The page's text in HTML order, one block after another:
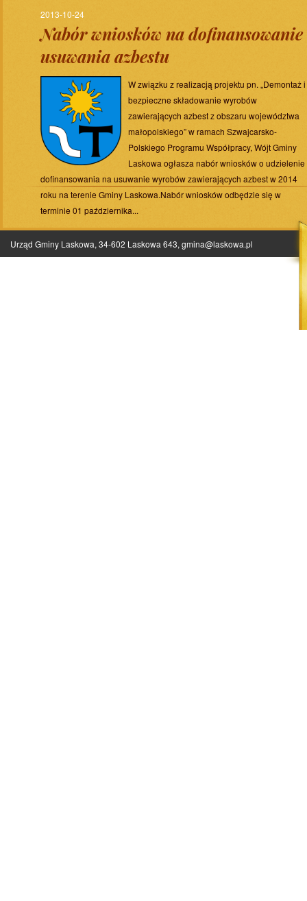
2013-10-24
Nabór wniosków na dofinansowanie
usuwania azbestu
W związku z realizacją projektu pn. „Demontaż i
bezpieczne składowanie wyrobów
zawierających azbest z obszaru województwa
małopolskiego” w ramach Szwajcarsko-
Polskiego Programu Współpracy, Wójt Gminy
Laskowa ogłasza nabór wniosków o udzielenie
dofinansowania na usuwanie wyrobów zawierających azbest w 2014
roku na terenie Gminy Laskowa.Nabór wniosków odbędzie się w
terminie 01 października...
Urząd Gminy Laskowa, 34-602 Laskowa 643, gmina@laskowa.pl